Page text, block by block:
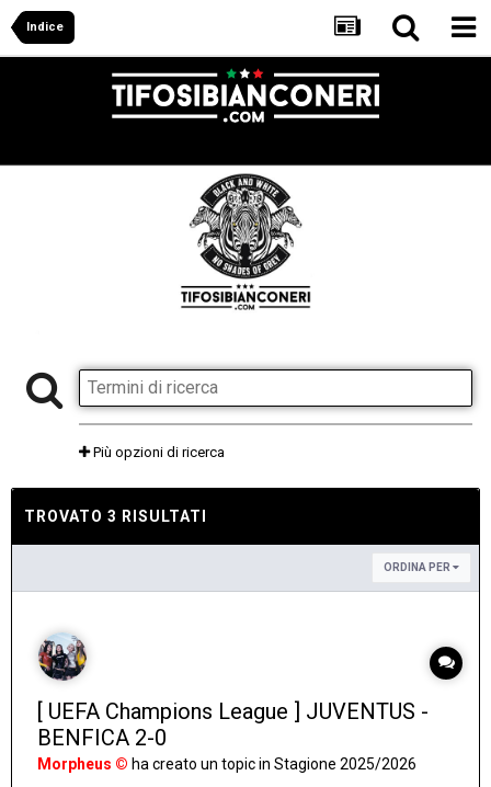
Indice
Più opzioni di ricerca
TROVATO 3 RISULTATI
ORDINA PER
[ UEFA Champions League ] JUVENTUS -
BENFICA 2-0
Morpheus © ha creato un topic in Stagione 2025/2026